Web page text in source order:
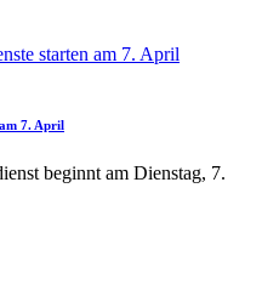
7. April
beginnt am Dienstag, 7.